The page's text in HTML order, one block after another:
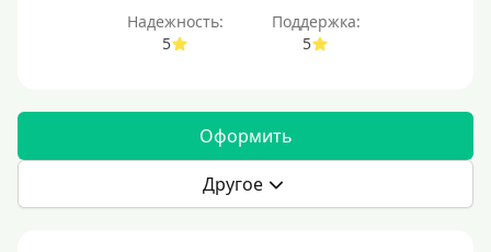
Надежность:
5
Поддержка:
5
Оформить
Другое